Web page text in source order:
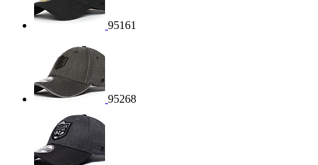
95161
95268